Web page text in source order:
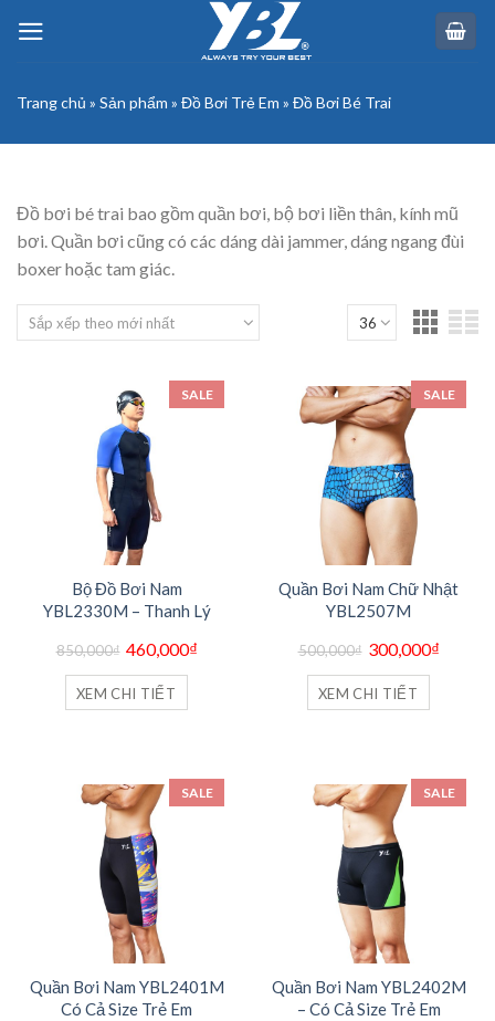
Trang chủ » Sản phẩm » Đồ Bơi Trẻ Em » Đồ Bơi Bé Trai
Đồ bơi bé trai bao gồm quần bơi, bộ bơi liền thân, kính mũ
bơi. Quần bơi cũng có các dáng dài jammer, dáng ngang đùi
boxer hoặc tam giác.
SALE
Bộ Đồ Bơi Nam
YBL2330M – Thanh Lý
850,000₫
Giá
gốc
là:
850,000₫.
460,000₫Giá
hiện
XEM CHI TIẾT
SALE
Quần Bơi Nam Chữ Nhật
YBL2507M
500,000₫
Giá
gốc
là:
500,000₫.
300,000₫Giá
hiện
XEM CHI TIẾT
SALE
Quần Bơi Nam YBL2401M
Có Cả Size Trẻ Em
SALE
Quần Bơi Nam YBL2402M
– Có Cả Size Trẻ Em